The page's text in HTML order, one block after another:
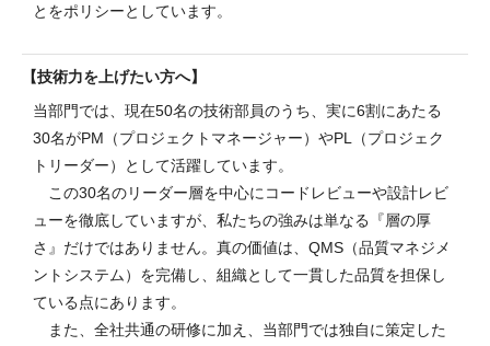
とをポリシーとしています。
技術力を上げたい方へ
当部門では、現在50名の技術部員のうち、実に6割にあたる
30名がPM（プロジェクトマネージャー）やPL（プロジェク
トリーダー）として活躍しています。
この30名のリーダー層を中心にコードレビューや設計レビ
ューを徹底していますが、私たちの強みは単なる『層の厚
さ』だけではありません。真の価値は、QMS（品質マネジメ
ントシステム）を完備し、組織として一貫した品質を担保し
ている点にあります。
また、全社共通の研修に加え、当部門では独自に策定した